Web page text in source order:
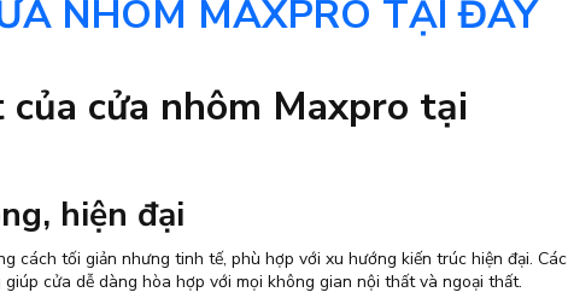
NHÔM MAXPRO TẠI ĐÂY
cửa nhôm Maxpro tại
hiện đại
cách tối giản nhưng tinh tế, phù hợp với xu hướng kiến trúc hiện đại. Các
cửa dễ dàng hòa hợp với mọi không gian nội thất và ngoại thất.